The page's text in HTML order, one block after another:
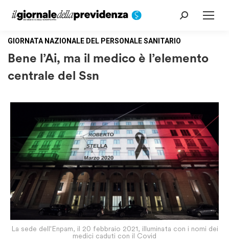
Cerca:
GIORNATA NAZIONALE DEL PERSONALE SANITARIO
Bene l’Ai, ma il medico è l’elemento
centrale del Ssn
La sede dell'Enpam, il 20 febbraio 2021, illuminata con i nomi dei
medici caduti con il Covid